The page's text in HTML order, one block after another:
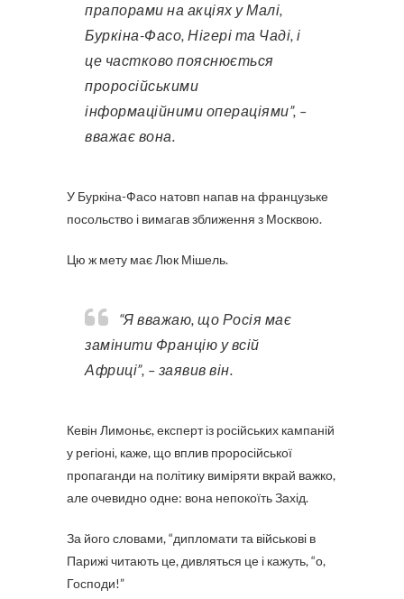
прапорами на акціях у Малі,
Буркіна-Фасо, Нігері та Чаді, і
це частково пояснюється
проросійськими
інформаційними операціями”, –
вважає вона.
У Буркіна-Фасо натовп напав на французьке
посольство і вимагав зближення з Москвою.
Цю ж мету має Люк Мішель.
“Я вважаю, що Росія має
замінити Францію у всій
Африці”, – заявив він.
Кевін Лимоньє, експерт із російських кампаній
у регіоні, каже, що вплив проросійської
пропаганди на політику виміряти вкрай важко,
але очевидно одне: вона непокоїть Захід.
За його словами, “дипломати та військові в
Парижі читають це, дивляться це і кажуть, “о,
Господи!”